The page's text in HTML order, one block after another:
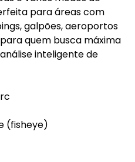
para áreas com
galpões, aeroportos
quem busca máxima
inteligente de
(fisheye)